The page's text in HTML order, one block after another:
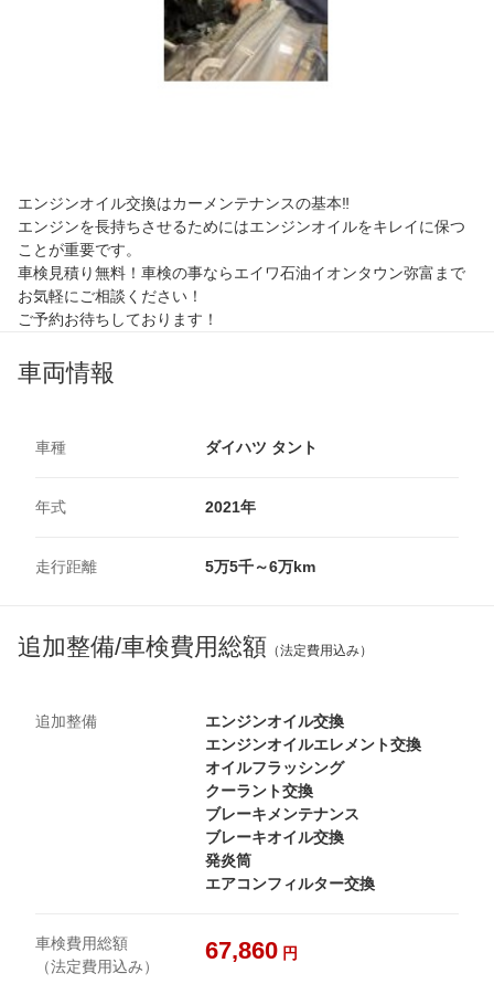
エンジンオイル交換はカーメンテナンスの基本‼
エンジンを長持ちさせるためにはエンジンオイルをキレイに保つ
ことが重要です。
車検見積り無料！車検の事ならエイワ石油イオンタウン弥富まで
お気軽にご相談ください！
ご予約お待ちしております！
車両情報
車種 ダイハツ タント
年式 2021年
走行距離 5万5千～6万km
追加整備/車検費用総額 （法定費用込み）
追加整備
エンジンオイル交換
エンジンオイルエレメント交換
オイルフラッシング
クーラント交換
ブレーキメンテナンス
ブレーキオイル交換
発炎筒
エアコンフィルター交換
車検費用総額
（法定費用込み）
67,860 円